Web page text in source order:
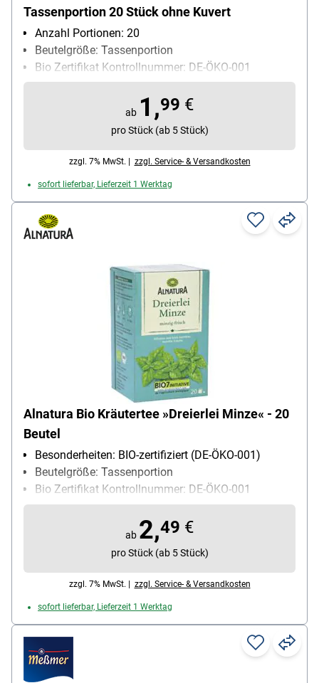
Tassenportion 20 Stück ohne Kuvert
Anzahl Portionen: 20
Beutelgröße: Tassenportion
Bio Zertifikat Kontrollnummer: DE-ÖKO-001
Geschmack (Herstellerangabe): intensives würzig-
Kuvert: ohne Kuvert
Teesorte: Kräutertee
Ziehzeit: 8-10 min
ab 1,99 €
pro Stück (ab 5 Stück)
zzgl. 7% MwSt. | zzgl. Service- & Versandkosten
sofort lieferbar, Lieferzeit 1 Werktag
Alnatura Bio Kräutertee »Dreierlei Minze« - 20
Beutel
Besonderheiten: BIO-zertifiziert (DE-ÖKO-001)
Beutelgröße: Tassenportion
Bio Zertifikat Kontrollnummer: DE-ÖKO-001
Geschmack (Herstellerangabe): minzig-frisch
Teesorte: Kräutertee
Ziehzeit: 8-10 min
ab 2,49 €
pro Stück (ab 5 Stück)
zzgl. 7% MwSt. | zzgl. Service- & Versandkosten
sofort lieferbar, Lieferzeit 1 Werktag